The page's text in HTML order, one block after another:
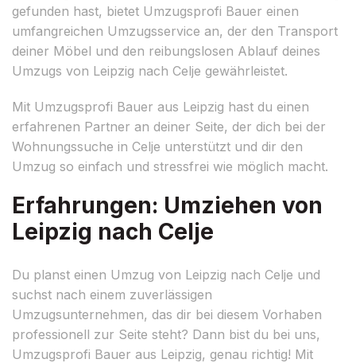
gefunden hast, bietet Umzugsprofi Bauer einen
umfangreichen Umzugsservice an, der den Transport
deiner Möbel und den reibungslosen Ablauf deines
Umzugs von Leipzig nach Celje gewährleistet.
Mit Umzugsprofi Bauer aus Leipzig hast du einen
erfahrenen Partner an deiner Seite, der dich bei der
Wohnungssuche in Celje unterstützt und dir den
Umzug so einfach und stressfrei wie möglich macht.
Erfahrungen: Umziehen von
Leipzig nach Celje
Du planst einen Umzug von Leipzig nach Celje und
suchst nach einem zuverlässigen
Umzugsunternehmen, das dir bei diesem Vorhaben
professionell zur Seite steht? Dann bist du bei uns,
Umzugsprofi Bauer aus Leipzig, genau richtig! Mit